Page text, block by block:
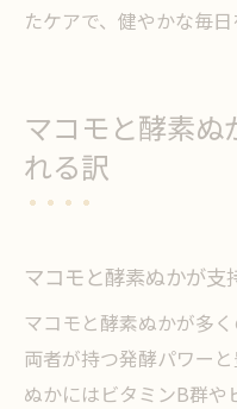
たケアで、健やかな毎日
マコモと酵素ぬ
れる訳
マコモと酵素ぬかが支
マコモと酵素ぬかが多
両者が持つ発酵パワー
ぬかにはビタミンB群や